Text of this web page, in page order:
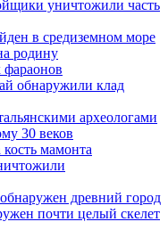
уничтожили часть
в средиземном море
родину
фараонов
обнаружили клад
археологами
30 веков
мамонта
древний город
почти целый скелет